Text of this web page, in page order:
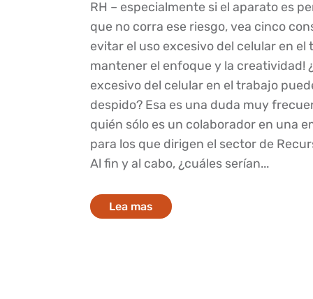
RH – especialmente si el aparato es
que no corra ese riesgo, vea cinco
evitar el uso excesivo del celular en el
mantener el enfoque y la creatividad!
excesivo del celular en el trabajo
despido? Esa es una duda muy
quién sólo es un colaborador en una
para los que dirigen el sector de
Al fin y al cabo, ¿cuáles serían...
Lea mas